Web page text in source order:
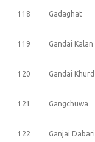
118 Gadaghat
119 Gandai Kalan
120 Gandai Khurd
121 Gangchuwa
122 Ganjai Dabari